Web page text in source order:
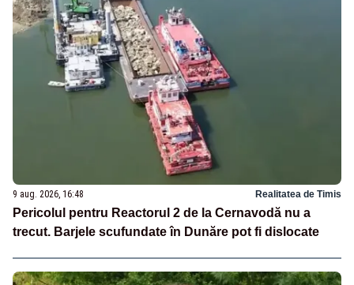
9 aug. 2026, 16:48 Realitatea de Timis
Pericolul pentru Reactorul 2 de la Cernavodă nu a
trecut. Barjele scufundate în Dunăre pot fi dislocate